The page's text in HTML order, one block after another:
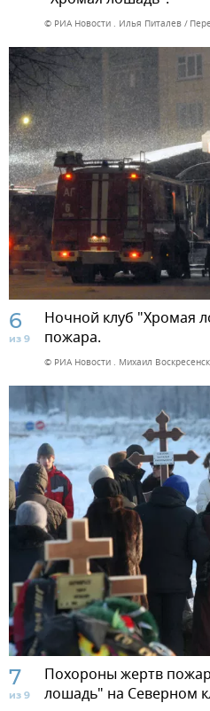
© РИА Новости . Илья Питалев
6
из 9
Ночной клуб "Хромая
пожара.
© РИА Новости . Михаил
7
из 9
Похороны жертв
лошадь" на Северном